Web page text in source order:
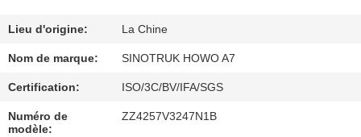
L'USINE
CONTRÔLE
DE
Lieu d'origine: La Chine
Nom de marque: SINOTRUK HOWO A7
Certification: ISO/3C/BV/IFA/SGS
Numéro de
modèle:
ZZ4257V3247N1B